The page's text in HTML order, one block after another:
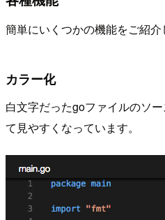
簡単にいくつかの機能をご紹介
カラー化
白文字だったgoファイルのソ
て見やすくなっています。